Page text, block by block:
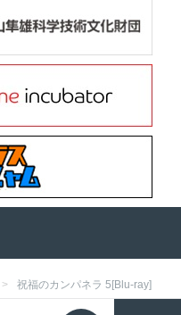
祝福のカンパネラ 5[Blu-ray]